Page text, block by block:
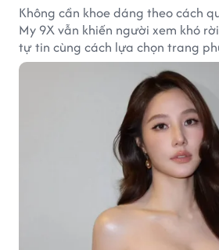
Không cần khoe dáng theo cách
My 9X vẫn khiến người xem khó
tự tin cùng cách lựa chọn trang